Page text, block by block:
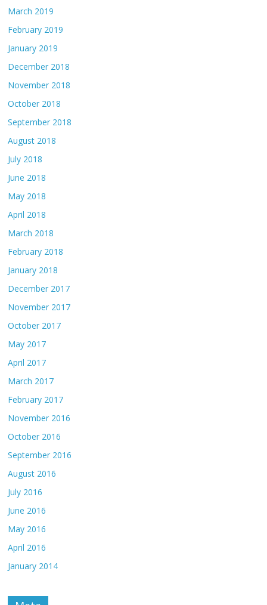
March 2019
February 2019
January 2019
December 2018
November 2018
October 2018
September 2018
August 2018
July 2018
June 2018
May 2018
April 2018
March 2018
February 2018
January 2018
December 2017
November 2017
October 2017
May 2017
April 2017
March 2017
February 2017
November 2016
October 2016
September 2016
August 2016
July 2016
June 2016
May 2016
April 2016
January 2014